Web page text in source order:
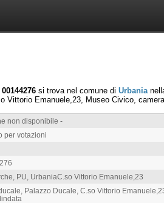
si trova nel comune di Urbania
Vittorio Emanuele,23, Museo Civico,
non disponibile -
per votazioni
PU, UrbaniaC.so Vittorio Emanuele,23
Palazzo Ducale, C.so Vittorio